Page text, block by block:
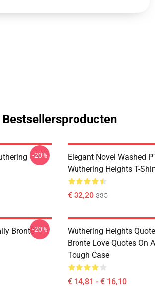
Bestsellersproducten
-20%
Elegant Novel Washed
Wuthering Heights T-
€ 32,20 $35
Brontë-20%
Wuthering Heights
Bronte Love Quotes On
Tough Case
€ 14,81 - € 16,10